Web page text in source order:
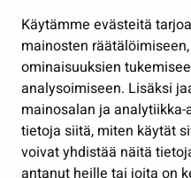
Käytämme evästeitä
mainosten
ominaisuuksien
analysoimiseen. Lisäksi
mainosalan ja
tietoja siitä, miten käytät
voivat yhdistää näitä
antanut heille tai joita on
Työ ja yrittäminen
Osallistu ja asioi
Näytä omat
Seuraa meitä